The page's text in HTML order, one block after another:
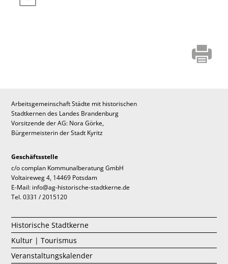
Arbeitsgemeinschaft Städte mit historischen
Stadtkernen des Landes Brandenburg
Vorsitzende der AG: Nora Görke,
Bürgermeisterin der Stadt Kyritz
Geschäftsstelle
c/o complan Kommunalberatung GmbH
Voltaireweg 4, 14469 Potsdam
E-Mail: info@ag-historische-stadtkerne.de
Tel. 0331 / 2015120
Historische Stadtkerne
Kultur | Tourismus
Veranstaltungskalender